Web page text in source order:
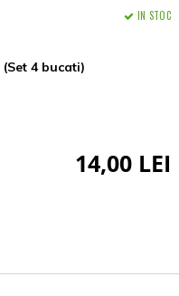
4 bucati)
IN STOC
14,00 LEI